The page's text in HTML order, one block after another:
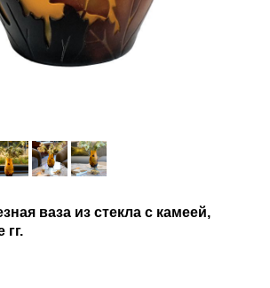
ваза из стекла с камеей,
гг.